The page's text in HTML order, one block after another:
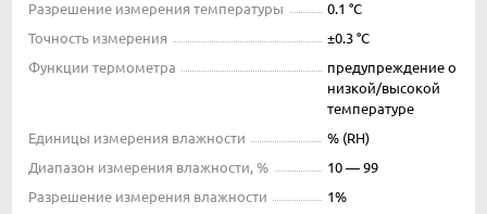
Разрешение измерения температуры
0.1 °C
Точность измерения
±0.3 °C
Функции термометра
предупреждение о
низкой/высокой
температуре
Единицы измерения влажности
% (RH)
Диапазон измерения влажности, %
10 — 99
Разрешение измерения влажности
1%